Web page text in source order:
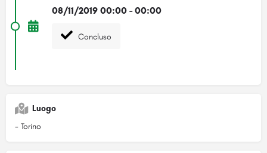
08/11/2019 00:00 - 00:00
Concluso
Luogo
- Torino